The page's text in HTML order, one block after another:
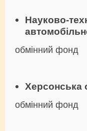
Науково-
обмінний фонд
Херсонська
обмінний фонд